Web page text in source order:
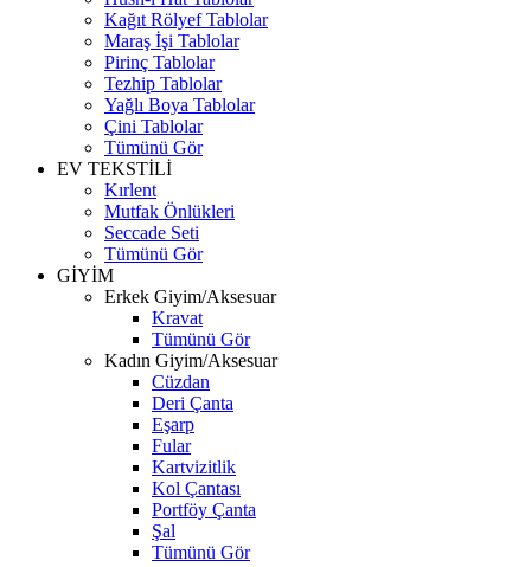
Kağıt Rölyef Tablolar
Maraş İşi Tablolar
Pirinç Tablolar
Tezhip Tablolar
Yağlı Boya Tablolar
Çini Tablolar
Tümünü Gör
EV TEKSTİLİ
Kırlent
Mutfak Önlükleri
Seccade Seti
Tümünü Gör
GİYİM
Erkek Giyim/Aksesuar
Kravat
Tümünü Gör
Kadın Giyim/Aksesuar
Cüzdan
Deri Çanta
Eşarp
Fular
Kartvizitlik
Kol Çantası
Portföy Çanta
Şal
Tümünü Gör